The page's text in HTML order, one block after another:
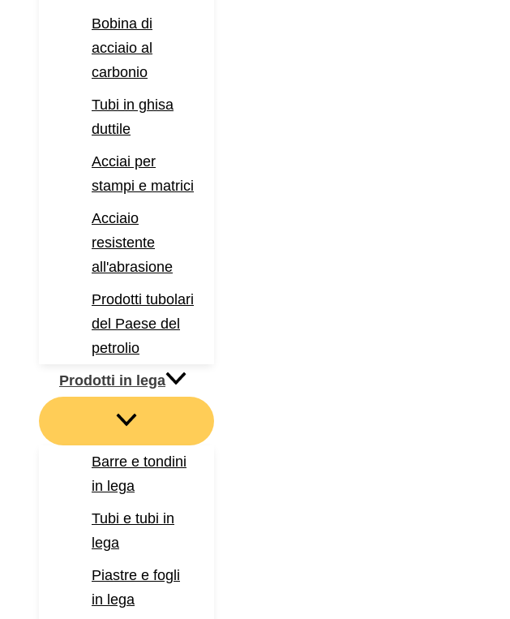
Bobina di
acciaio al
carbonio
Tubi in ghisa
duttile
Acciai per
stampi e matrici
Acciaio
resistente
all'abrasione
Prodotti tubolari
del Paese del
petrolio
Prodotti in lega
Barre e tondini
in lega
Tubi e tubi in
lega
Piastre e fogli
in lega